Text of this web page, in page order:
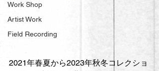
Work Shop
Artist Work
Field Recording
2021年春夏から2023年秋冬コレクショ